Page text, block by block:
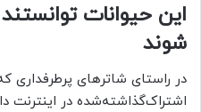
این حیوانات
شوند
در راستای شاترهای پرطرفداری
اشتراک‌گذاشته‌شده در اینترنت